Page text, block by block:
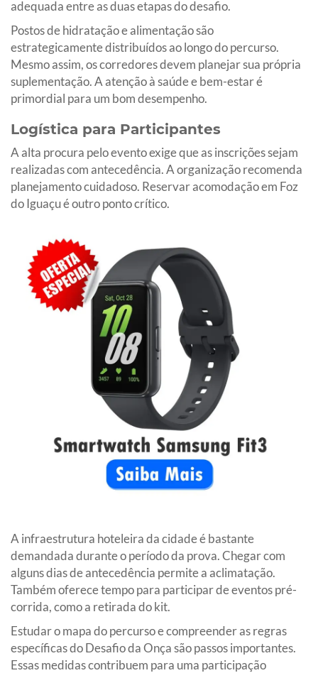
adequada entre as duas etapas do desafio.
Postos de hidratação e alimentação são
estrategicamente distribuídos ao longo do percurso.
Mesmo assim, os corredores devem planejar sua própria
suplementação. A atenção à saúde e bem-estar é
primordial para um bom desempenho.
Logística para Participantes
A alta procura pelo evento exige que as inscrições sejam
realizadas com antecedência. A organização recomenda
planejamento cuidadoso. Reservar acomodação em Foz
do Iguaçu é outro ponto crítico.
A infraestrutura hoteleira da cidade é bastante
demandada durante o período da prova. Chegar com
alguns dias de antecedência permite a aclimatação.
Também oferece tempo para participar de eventos pré-
corrida, como a retirada do kit.
Estudar o mapa do percurso e compreender as regras
específicas do Desafio da Onça são passos importantes.
Essas medidas contribuem para uma participação